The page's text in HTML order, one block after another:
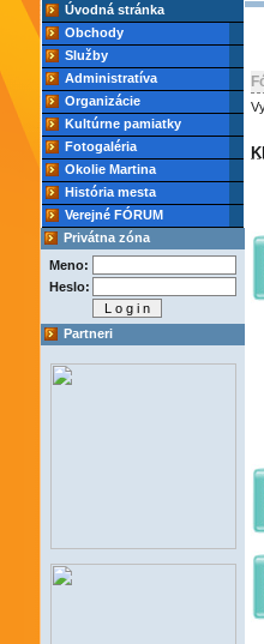
Úvodná stránka
Obchody
Služby
Administratíva
Organizácie
Kultúrne pamiatky
Fotogaléria
Okolie Martina
História mesta
Verejné FÓRUM
Privátna zóna
Meno:
Heslo:
Partneri